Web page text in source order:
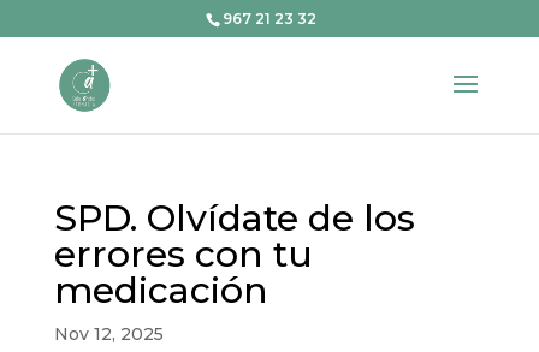
967 21 23 32
SPD. Olvídate de los
errores con tu
medicación
Nov 12, 2025